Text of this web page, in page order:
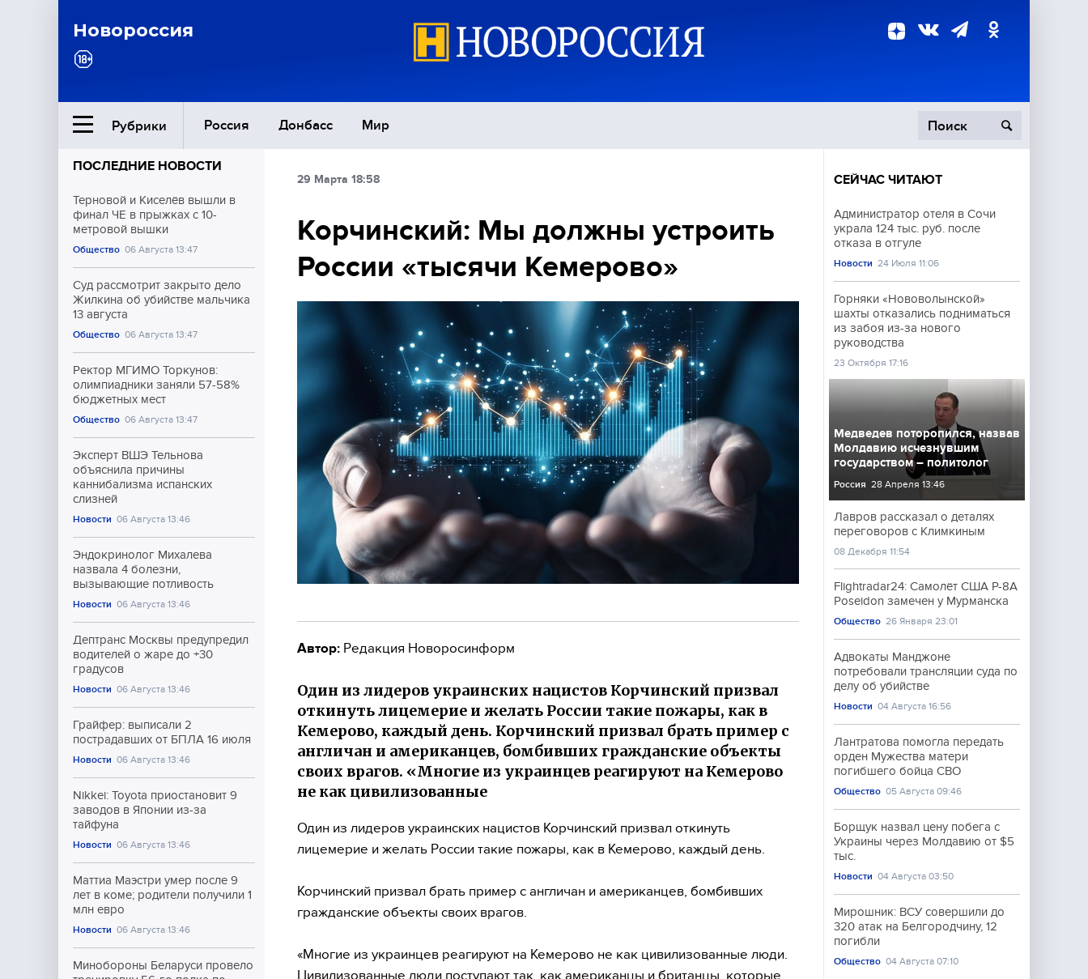
Новороссия
Рубрики Россия Донбасс Мир
Ближний Восток
Общество
Экономика
Происшествия
Культура
ПОСЛЕДНИЕ НОВОСТИ
Терновой и Киселёв вышли в
финал ЧЕ в прыжках с 10-
метровой вышки
Общество 06 Августа 13:47
Суд рассмотрит закрыто дело
Жилкина об убийстве мальчика
13 августа
Общество 06 Августа 13:47
Ректор МГИМО Торкунов:
олимпиадники заняли 57-58%
бюджетных мест
Общество 06 Августа 13:47
Эксперт ВШЭ Тельнова
объяснила причины
каннибализма испанских
слизней
Новости 06 Августа 13:46
Эндокринолог Михалева
назвала 4 болезни,
вызывающие потливость
Новости 06 Августа 13:46
Дептранс Москвы предупредил
водителей о жаре до +30
градусов
Новости 06 Августа 13:46
Грайфер: выписали 2
пострадавших от БПЛА 16 июля
Новости 06 Августа 13:46
Nikkei: Toyota приостановит 9
заводов в Японии из-за
тайфуна
Новости 06 Августа 13:46
Маттиа Маэстри умер после 9
лет в коме; родители получили 1
млн евро
Новости 06 Августа 13:46
Минобороны Беларуси провело
29 Марта 18:58
Корчинский: Мы должны устроить
России «тысячи Кемерово»
Автор: Редакция Новоросинформ
Один из лидеров украинских нацистов Корчинский призвал
откинуть лицемерие и желать России такие пожары, как в
Кемерово, каждый день. Корчинский призвал брать пример с
англичан и американцев, бомбивших гражданские объекты
своих врагов. «Многие из украинцев реагируют на Кемерово
не как цивилизованные
Один из лидеров украинских нацистов Корчинский призвал откинуть
лицемерие и желать России такие пожары, как в Кемерово, каждый день.
Корчинский призвал брать пример с англичан и американцев, бомбивших
гражданские объекты своих врагов.
«Многие из украинцев реагируют на Кемерово не как цивилизованные люди.
Цивилизованные люди поступают так, как американцы и британцы, которые
СЕЙЧАС ЧИТАЮТ
Администратор отеля в Сочи
украла 124 тыс. руб. после
отказа в отгуле
Новости 24 Июля 11:06
Горняки «Нововолынской»
шахты отказались подниматься
из забоя из-за нового
руководства
23 Октября 17:16
Медведев поторопился, назвав
Молдавию исчезнувшим
государством – политолог
Россия 28 Апреля 13:46
Лавров рассказал о деталях
переговоров с Климкиным
08 Декабря 11:54
Flightradar24: Самолёт США P-8A
Poseidon замечен у Мурманска
Общество 26 Января 23:01
Адвокаты Манджоне
потребовали трансляции суда по
делу об убийстве
Новости 04 Августа 16:56
Лантратова помогла передать
орден Мужества матери
погибшего бойца СВО
Общество 05 Августа 09:46
Борщук назвал цену побега с
Украины через Молдавию от $5
тыс.
Новости 04 Августа 03:50
Мирошник: ВСУ совершили до
320 атак на Белгородчину, 12
погибли
Общество 04 Августа 07:10